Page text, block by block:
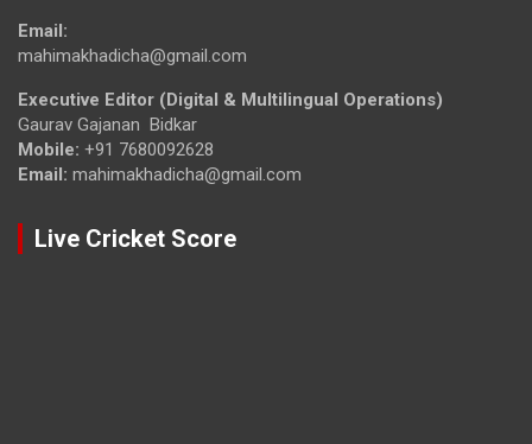
Email:
mahimakhadicha@gmail.com
Executive Editor (Digital & Multilingual Operations)
Gaurav Gajanan Bidkar
Mobile: +91 7680092628
Email: mahimakhadicha@gmail.com
Live Cricket Score